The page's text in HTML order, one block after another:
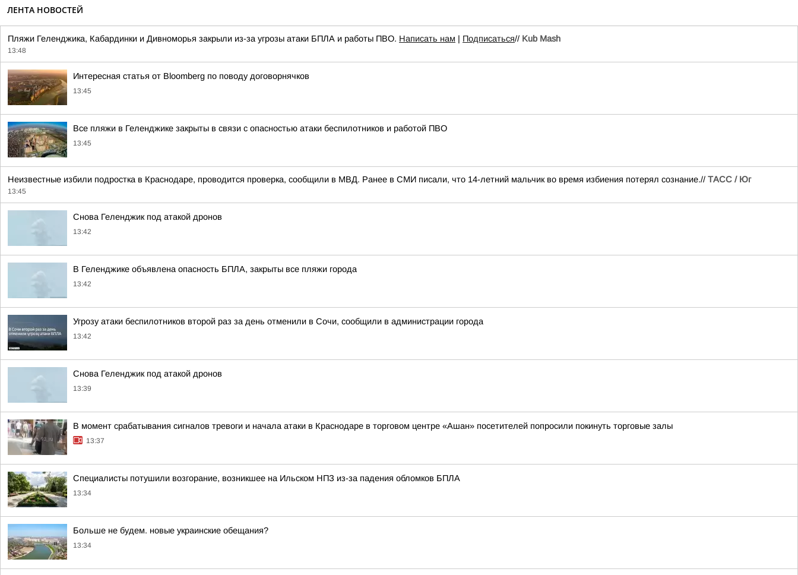
ЛЕНТА НОВОСТЕЙ
Пляжи Геленджика, Кабардинки и Дивноморья закрыли из-за угрозы атаки БПЛА и работы ПВО. Написать нам | Подписаться// Kub Mash
13:48
Интересная статья от Bloomberg по поводу договорнячков
13:45
Все пляжи в Геленджике закрыты в связи с опасностью атаки беспилотников и работой ПВО
13:45
Неизвестные избили подростка в Краснодаре, проводится проверка, сообщили в МВД. Ранее в СМИ писали, что 14-летний мальчик во время избиения потерял сознание.// ТАСС / Юг
13:45
Снова Геленджик под атакой дронов
13:42
В Геленджике объявлена опасность БПЛА, закрыты все пляжи города
13:42
Угрозу атаки беспилотников второй раз за день отменили в Сочи, сообщили в администрации города
13:42
Снова Геленджик под атакой дронов
13:39
В момент срабатывания сигналов тревоги и начала атаки в Краснодаре в торговом центре «Ашан» посетителей попросили покинуть торговые залы
13:37
Специалисты потушили возгорание, возникшее на Ильском НПЗ из-за падения обломков БПЛА
13:34
Больше не будем. новые украинские обещания?
13:34